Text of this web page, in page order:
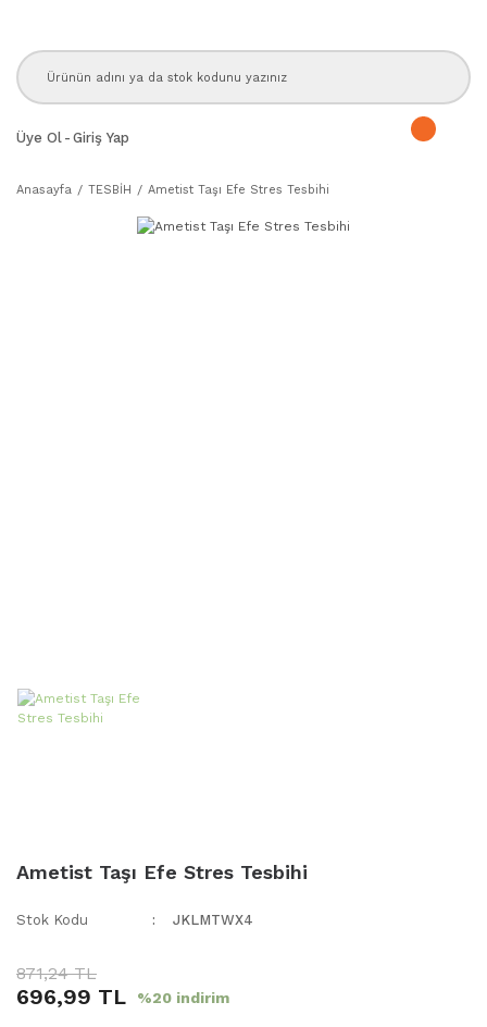
Üye Ol - Giriş Yap
Anasayfa TESBİH Ametist Taşı Efe Stres Tesbihi
Ametist Taşı Efe Stres Tesbihi
Stok Kodu JKLMTWX4
871,24 TL
696,99 TL %20 indirim